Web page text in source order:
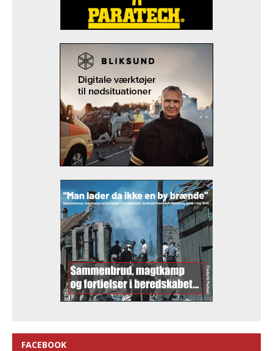
FACEBOOK